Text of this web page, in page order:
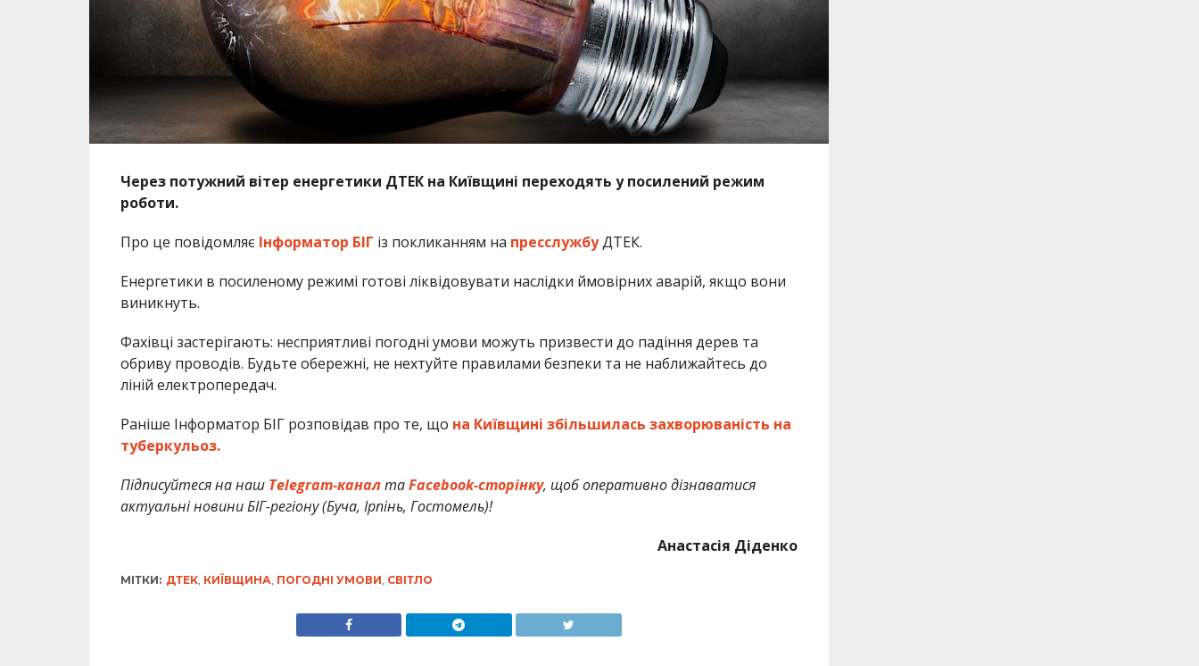
Через потужний вітер енергетики ДТЕК на Київщині переходять у посилений режим
роботи.
Про це повідомляє Інформатор БІГ із покликанням на пресслужбуДТЕК.
Енергетики в посиленому режимі готові ліквідовувати наслідки ймовірних аварій, якщо вони
виникнуть.
Фахівці застерігають: несприятливі погодні умови можуть призвести до падіння дерев та
обриву проводів. Будьте обережні, не нехтуйте правилами безпеки та не наближайтесь до
ліній електропередач.
Раніше Інформатор БІГ розповідав про те, що на Київщині збільшилась захворюваність на
туберкульоз.
Підписуйтеся на наш Telegram-каналтаFacebook-сторінку, щоб оперативно дізнаватися
актуальні новини БІГ-регіону (Буча, Ірпінь, Гостомель)!
Анастасія Діденко
МІТКИ: ДТЕК, КИЇВЩИНА ПОГОДНІ УМОВИ СВІТЛО